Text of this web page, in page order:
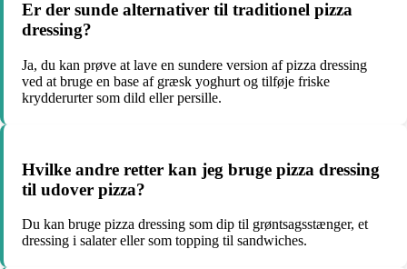
Er der sunde alternativer til traditionel pizza
dressing?
Ja, du kan prøve at lave en sundere version af pizza dressing
ved at bruge en base af græsk yoghurt og tilføje friske
krydderurter som dild eller persille.
Hvilke andre retter kan jeg bruge pizza dressing
til udover pizza?
Du kan bruge pizza dressing som dip til grøntsagsstænger, et
dressing i salater eller som topping til sandwiches.